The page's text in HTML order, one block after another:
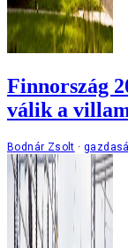
Finnország
válik a
Bodnár Zsolt